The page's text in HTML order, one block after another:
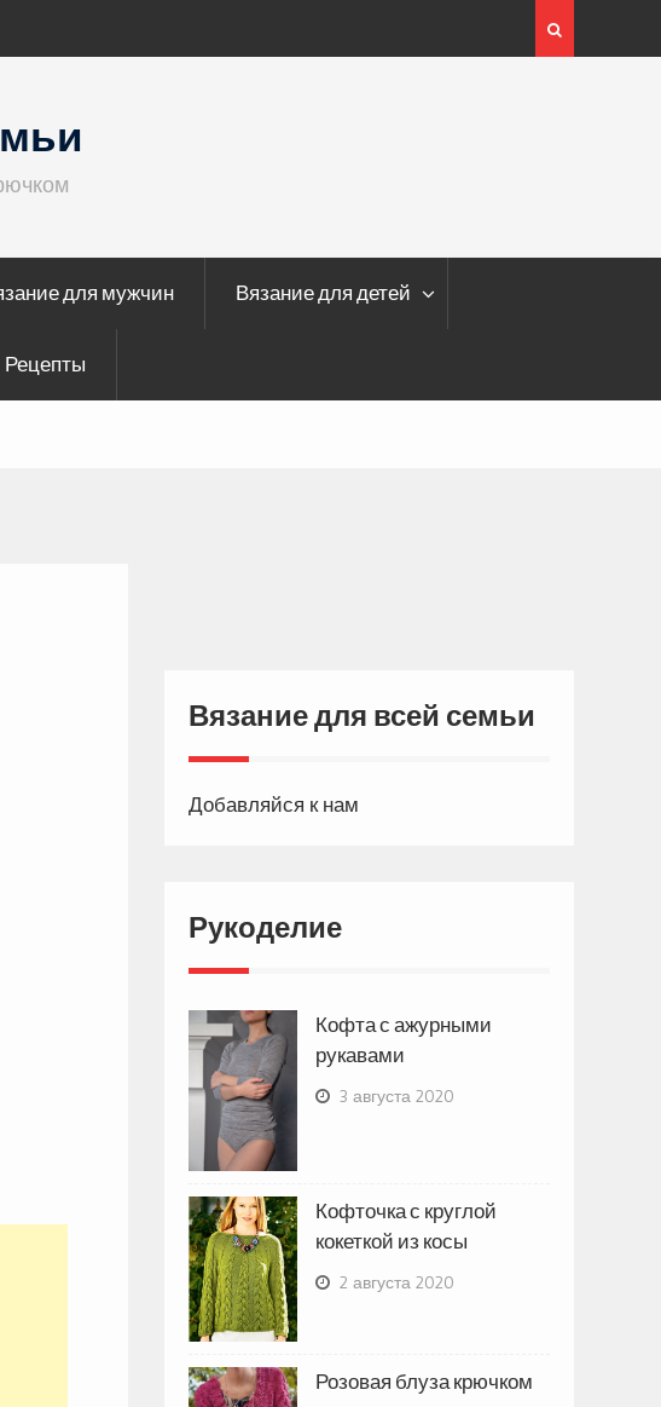
для мужчин Вязание для детей
Рецепты
Вязание для всей семьи
Добавляйся к нам
Рукоделие
Кофта с ажурными
рукавами
3 августа 2020
Кофточка с круглой
кокеткой из косы
2 августа 2020
Розовая блуза крючком